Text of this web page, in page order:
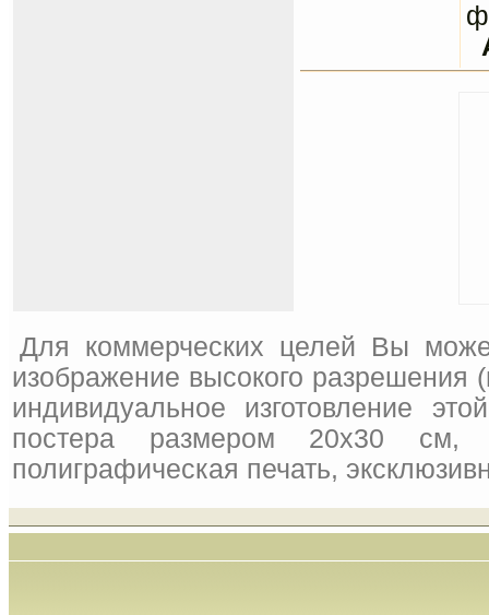
Для коммерческих целей Вы
изображение высокого
индивидуальное изготовление
постера размером 20x30 см,
полиграфическая печать,